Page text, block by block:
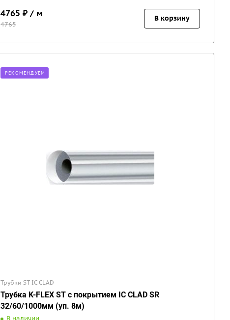
4765 ₽ / м
4765
В корзину
РЕКОМЕНДУЕМ
Трубки ST IC CLAD
Трубка K-FLEX ST с покрытием IC CLAD SR
32/60/1000мм (уп. 8м)
В наличии